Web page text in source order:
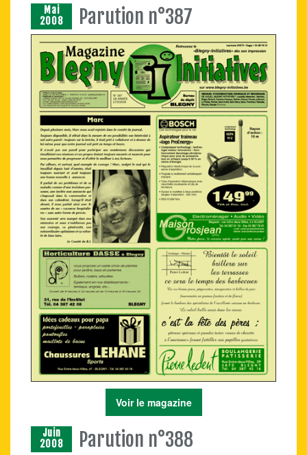
Mai
2008
Parution n°387
Voir le magazine
Juin
2008
Parution n°388